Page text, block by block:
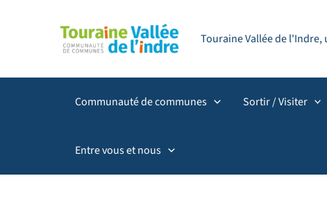
Touraine Vallée de
Communauté de communes Sortir / Visiter
Entre vous et nous